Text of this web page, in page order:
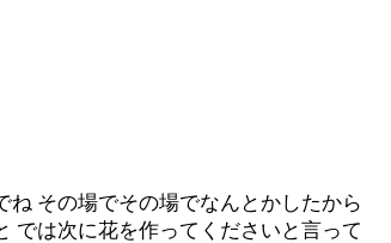
その場でその場でなんとかしたから
では次に花を作ってくださいと言って